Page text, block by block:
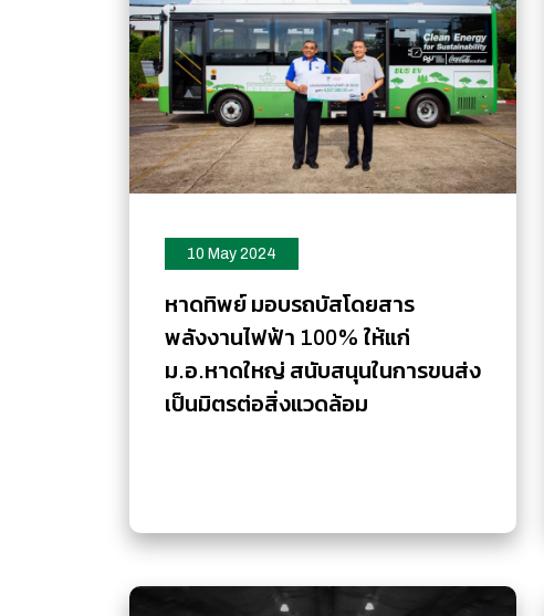
10 May 2024
หาดทิพย์ มอบรถบัสโดยสาร
พลังงานไฟฟ้า 100% ให้แก่
ม.อ.หาดใหญ่ สนับสนุนในการขนส่ง
เป็นมิตรต่อสิ่งแวดล้อม